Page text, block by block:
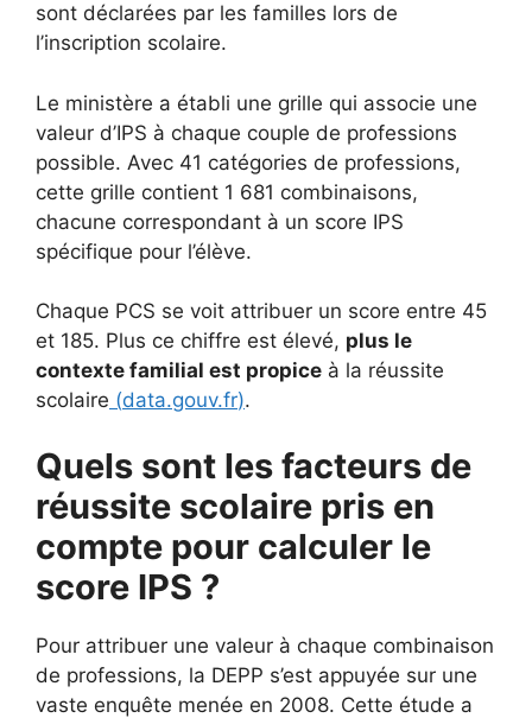
sont déclarées par les familles lors de
l’inscription scolaire.
Le ministère a établi une grille qui associe une
valeur d’IPS à chaque couple de professions
possible. Avec 41 catégories de professions,
cette grille contient 1 681 combinaisons,
chacune correspondant à un score IPS
spécifique pour l’élève.
Chaque PCS se voit attribuer un score entre 45
et 185. Plus ce chiffre est élevé, plus le
contexte familial est propice à la réussite
scolaire (data.gouv.fr).
Quels sont les facteurs de
réussite scolaire pris en
compte pour calculer le
score IPS ?
Pour attribuer une valeur à chaque combinaison
de professions, la DEPP s’est appuyée sur une
vaste enquête menée en 2008. Cette étude a